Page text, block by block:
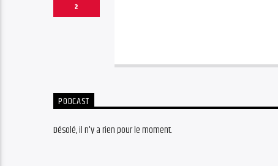
2
PODCAST
Désolé, il n'y a rien pour le moment.